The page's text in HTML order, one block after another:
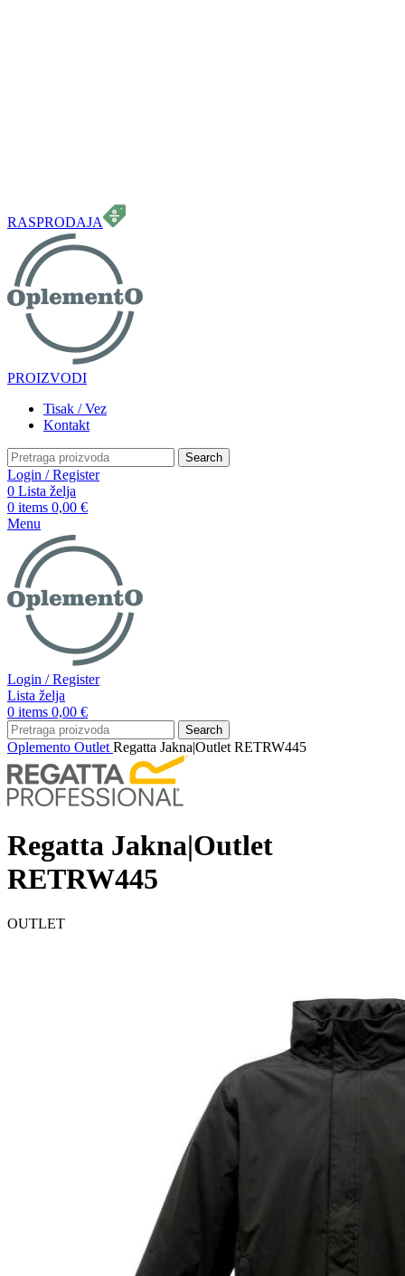
RASPRODAJA
PROIZVODI
Tisak / Vez
Kontakt
Search
Login / Register
0 Lista želja
0 items 0,00 €
Menu
Login / Register
Lista želja
0 items 0,00 €
Search
Oplemento Outlet Regatta Jakna|Outlet RETRW445
Regatta Jakna|Outlet
RETRW445
OUTLET